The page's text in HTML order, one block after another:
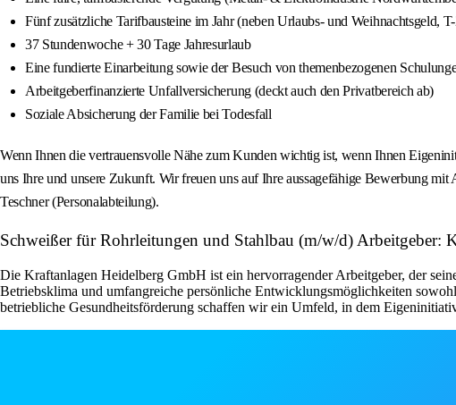
Fünf zusätzliche Tarifbausteine im Jahr (neben Urlaubs- und Weihnachtsgeld,
37 Stundenwoche + 30 Tage Jahresurlaub
Eine fundierte Einarbeitung sowie der Besuch von themenbezogenen
Arbeitgeberfinanzierte Unfallversicherung (deckt auch den Privatbereich ab)
Soziale Absicherung der Familie bei Todesfall
Wenn Ihnen die vertrauensvolle Nähe zum Kunden wichtig ist, wenn Ihnen
uns Ihre und unsere Zukunft. Wir freuen uns auf Ihre aussagefähige Bewerbung
Teschner (Personalabteilung).
Schweißer für Rohrleitungen und Stahlbau (m/w/d) Arbeitgeber:
Die Kraftanlagen Heidelberg GmbH ist ein hervorragender Arbeitgeber, der
Betriebsklima und umfangreiche persönliche Entwicklungsmöglichkeiten
betriebliche Gesundheitsförderung schaffen wir ein Umfeld, in dem